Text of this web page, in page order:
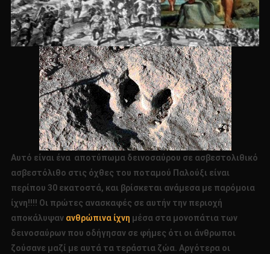
Αυτό είναι ένα αποτύπωμα δεινοσαύρου σε ασβεστολιθικό
ασβεστόλιθο στις όχθες του ποταμού Παλούξι είναι
περίπου 30 εκατοστά, και βρίσκεται ανάμεσα με παρόμοια
ίχνη!!!! Οι πρώτες ανασκαφές σε αυτήν την περιοχή
αποκάλυψαν ανθρώπινα ίχνη μέσα στα μονοπάτια των
δεινοσαύρων που οδήγησαν σε φήμες ότι οι άνθρωποι
ζούσανε μαζί με αυτά τα τεράστια ζώα. Αργότερα οι